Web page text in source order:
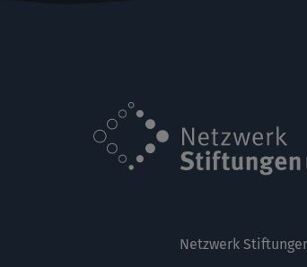
Netzwerk